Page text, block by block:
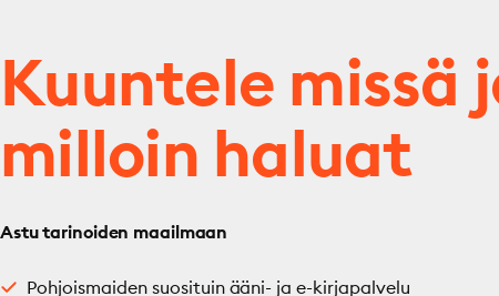
Kuuntele missä
milloin haluat
Astu tarinoiden maailmaan
Pohjoismaiden suosituin ääni- ja e-kirjapalvelu